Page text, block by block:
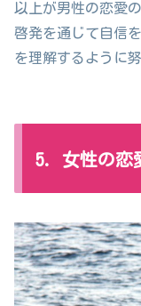
以上が男性の恋愛
啓発を通じて自信
を理解するように
5. 女性の恋